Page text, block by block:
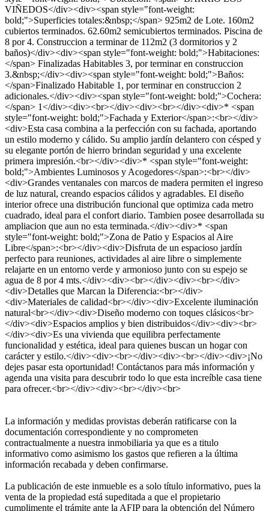
VIÑEDOS</div><div><span style="font-weight:
bold;">Superficies totales:&nbsp;</span> 925m2 de Lote. 160m2
cubiertos terminados. 62.60m2 semicubiertos terminados. Piscina de
8 por 4. Construccion a terminar de 112m2 (3 dormitorios y 2
baños)</div><div><span style="font-weight: bold;">Habitaciones:
</span> Finalizadas Habitables 3, por terminar en construccion
3.&nbsp;</div><div><span style="font-weight: bold;">Baños:
</span>Finalizado Habitable 1, por terminar en construccion 2
adicionales.</div><div><span style="font-weight: bold;">Cochera:
</span> 1</div><div><br></div><div><br></div><div>* <span
style="font-weight: bold;">Fachada y Exterior</span>:<br></div>
<div>Esta casa combina a la perfección con su fachada, aportando
un estilo moderno y cálido. Su amplio jardín delantero con césped y
su elegante portón de hierro brindan seguridad y una excelente
primera impresión.<br></div><div>* <span style="font-weight:
bold;">Ambientes Luminosos y Acogedores</span>:<br></div>
<div>Grandes ventanales con marcos de madera permiten el ingreso
de luz natural, creando espacios cálidos y agradables. El diseño
interior ofrece una distribución funcional que optimiza cada metro
cuadrado, ideal para el confort diario. Tambien posee desarrollada su
ampliacion que aun no esta terminada.</div><div>* <span
style="font-weight: bold;">Zona de Patio y Espacios al Aire
Libre</span>:<br></div><div>Disfruta de un espacioso jardín
perfecto para reuniones, actividades al aire libre o simplemente
relajarte en un entorno verde y armonioso junto con su espejo se
agua de 8 por 4 mts.</div><div><br></div><div><br></div>
<div>Detalles que Marcan la Diferencia:<br></div>
<div>Materiales de calidad<br></div><div>Excelente iluminación
natural<br></div><div>Diseño moderno con toques clásicos<br>
</div><div>Espacios amplios y bien distribuidos</div><div><br>
</div><div>Es una vivienda que equilibra perfectamente
funcionalidad y estética, ideal para quienes buscan un hogar con
carácter y estilo.</div><div><br></div><div><br></div><div>¡No
dejes pasar esta oportunidad! Contáctanos para más información y
agenda una visita para descubrir todo lo que esta increíble casa tiene
para ofrecer.<br></div><div><br></div><br>
La información y medidas provistas deberán ratificarse con la
documentación correspondiente y no comprometen
contractualmente a nuestra inmobiliaria ya que es a titulo
informativo como asimismo los gastos que refieren a la última
información recabada y deben confirmarse.
La publicación de este inmueble es a solo título informativo, pues la
venta de la propiedad está supeditada a que el propietario
cumplimente el trámite ante la AFIP para la obtención del Número